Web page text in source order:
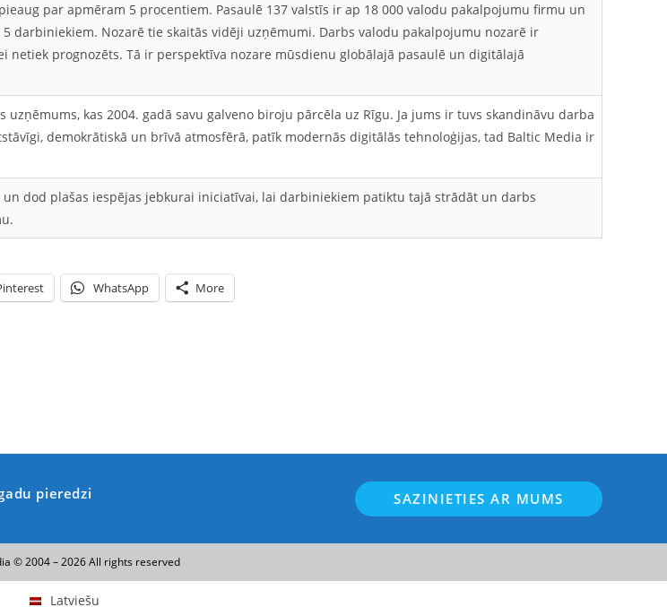
par apmēram 5 procentiem. Pasaulē 137 valstīs ir ap 18 000 valodu pakalpojumu firmu un
darbiniekiem. Nozarē tie skaitās vidēji uzņēmumi. Darbs valodu pakalpojumu nozarē ir
netiek prognozēts. Tā ir perspektīva nozare mūsdienu globālajā pasaulē un digitālajā
kas 2004. gadā savu galveno biroju pārcēla uz Rīgu. Ja jums ir tuvs skandināvu darba
demokrātiskā un brīvā atmosfērā, patīk modernās digitālās tehnoloģijas, tad Baltic Media ir
dod plašas iespējas jebkurai iniciatīvai, lai darbiniekiem patiktu tajā strādāt un darbs
WhatsApp More
pieredzi SAZINIETIES AR MUMS
© 2004 – 2026 All rights reserved
Latviešu